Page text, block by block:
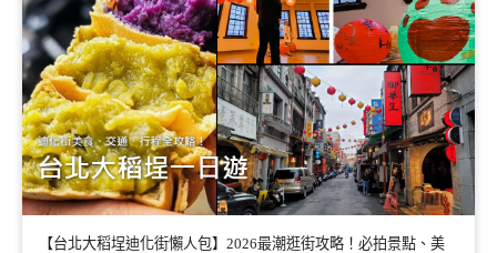
【台北大稻埕迪化街懶人包】2026最潮逛街攻略！必拍景點、美